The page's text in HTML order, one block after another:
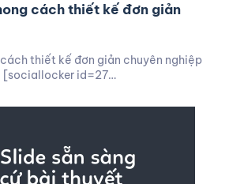
cách thiết kế đơn giản
thiết kế đơn giản chuyên nghiệp
[sociallocker id=27…